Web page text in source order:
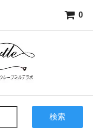
0
検索